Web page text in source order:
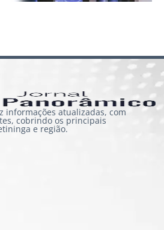
informações atualizadas, com
cobrindo os principais
e região.